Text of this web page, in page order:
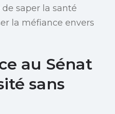
saper la santé
la méfiance envers
au Sénat
sans